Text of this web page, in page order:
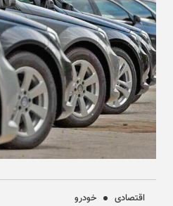
اقتصادی
خودرو